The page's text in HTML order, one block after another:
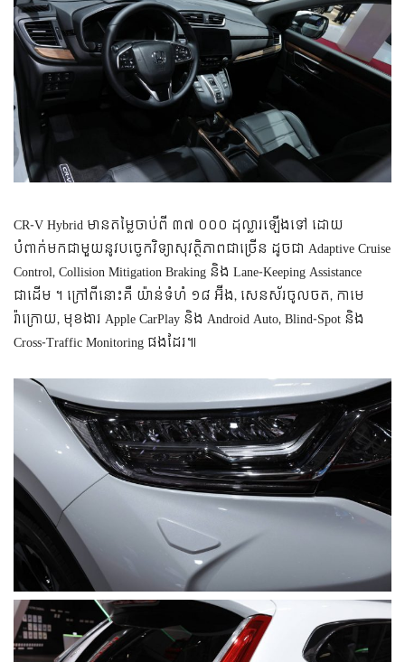
CR-V Hybrid មានតម្លៃចាប់ពី ៣៧ ០០០ ដុល្លារឡើងទៅ ដោយ
បំពាក់មកជាមួយនូវបច្ចេកវិទ្យាសុវត្ថិភាពជាច្រើន ដូចជា Adaptive Cruise
Control, Collision Mitigation Braking និង Lane-Keeping Assistance
ជាដើម ។ ក្រៅពីនោះគឺ យ៉ាន់ទំហំ ១៨ អ៊ីង, សេនស័រចូលចត, កាមេ
រ៉ាក្រោយ, មុខងារ Apple CarPlay និង Android Auto, Blind-Spot និង
Cross-Traffic Monitoring ផងដែរ៕